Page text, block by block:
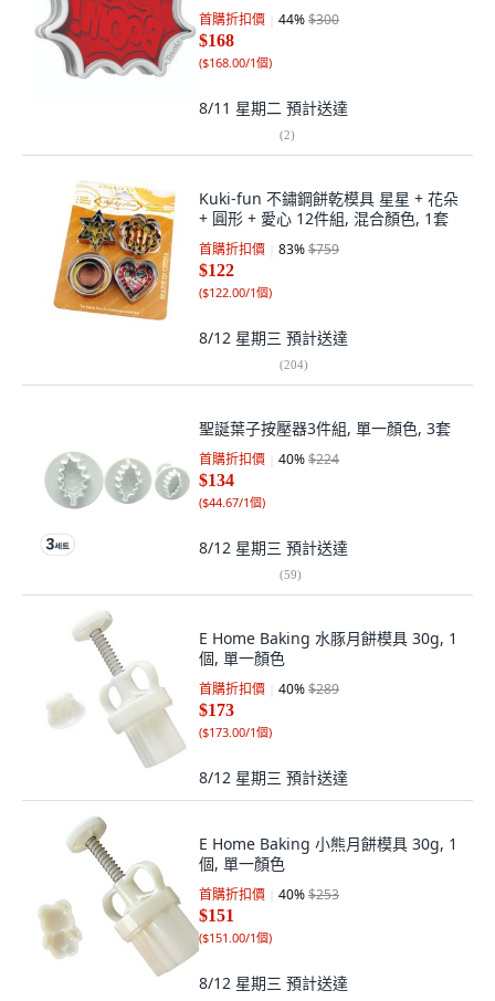
首購折扣價 44%$300
$168
($168.00/1個)
8/11 星期二 預計送達
(2)
Kuki-fun 不鏽鋼餅乾模具 星星 + 花朵
+ 圓形 + 愛心 12件組, 混合顏色, 1套
首購折扣價 83%$759
$122
($122.00/1個)
8/12 星期三 預計送達
(204)
聖誕葉子按壓器3件組, 單一顏色, 3套
首購折扣價 40%$224
$134
($44.67/1個)
8/12 星期三 預計送達
(59)
E Home Baking 水豚月餅模具 30g, 1
個, 單一顏色
首購折扣價 40%$289
$173
($173.00/1個)
8/12 星期三 預計送達
E Home Baking 小熊月餅模具 30g, 1
個, 單一顏色
首購折扣價 40%$253
$151
($151.00/1個)
8/12 星期三 預計送達